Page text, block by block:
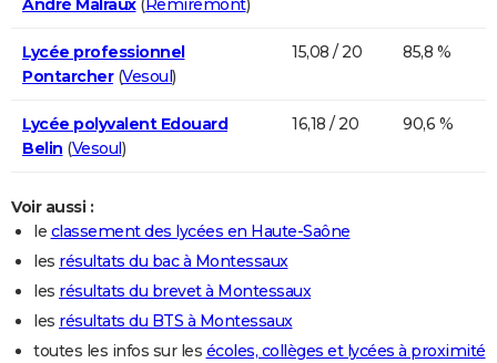
André Malraux( Remiremont)
Lycée professionnel
Pontarcher(Vesoul)
15,08 / 20 85,8 %
Lycée polyvalent Edouard
Belin (Vesoul)
16,18 / 20 90,6 %
Voir aussi :
le classement des lycées en Haute-Saône
les résultats du bac à Montessaux
les résultats du brevet à Montessaux
les résultats du BTS à Montessaux
toutes les infos sur les écoles, collèges et lycées à proximité